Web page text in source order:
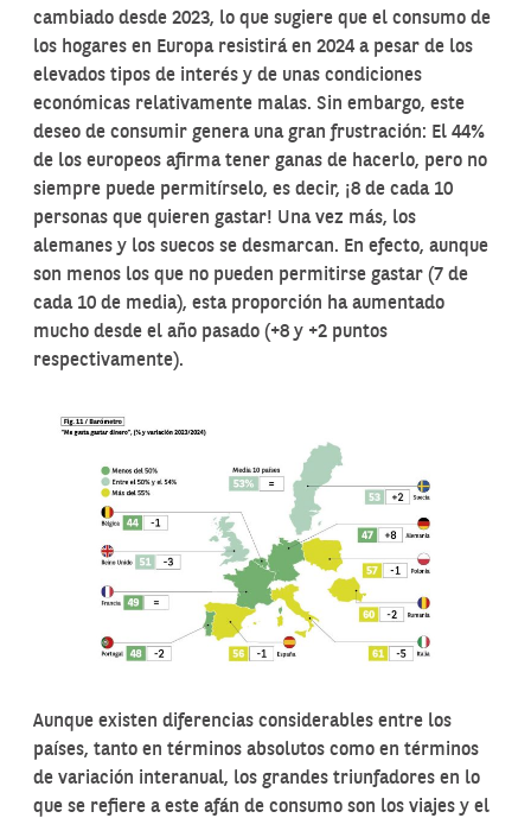
cambiado desde 2023, lo que sugiere que el consumo de
los hogares en Europa resistirá en 2024 a pesar de los
elevados tipos de interés y de unas condiciones
económicas relativamente malas. Sin embargo, este
deseo de consumir genera una gran frustración: El 44%
de los europeos afirma tener ganas de hacerlo, pero no
siempre puede permitírselo, es decir, ¡8 de cada 10
personas que quieren gastar! Una vez más, los
alemanes y los suecos se desmarcan. En efecto, aunque
son menos los que no pueden permitirse gastar (7 de
cada 10 de media), esta proporción ha aumentado
mucho desde el año pasado (+8 y +2 puntos
respectivamente).
Aunque existen diferencias considerables entre los
países, tanto en términos absolutos como en términos
de variación interanual, los grandes triunfadores en lo
que se refiere a este afán de consumo son los viajes y el